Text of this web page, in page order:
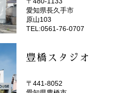
(EMOTOP名古屋)
愛知県長久手市
原山103
TEL:0561-76-0707
豊橋スタジオ
〒441-8052